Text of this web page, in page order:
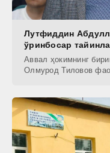
Лутфиддин
ўринбосар
Аввал ҳокимнинг
Олмурод Тиловов